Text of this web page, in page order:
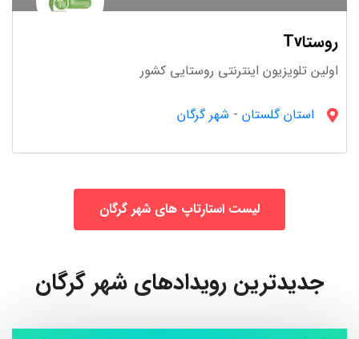
روستاTv
اولین تلویزیون اینترنتی روستایی کشور
استان گلستان - شهر گرگان
لیست استارتاپ های شهر گرگان
جدیدترین رویدادهای شهر گرگان